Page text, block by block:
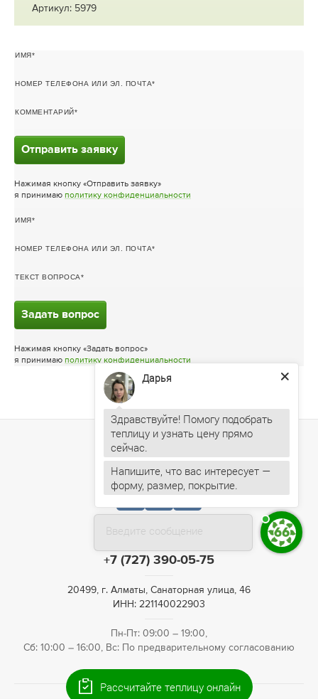
Артикул: 5979
ИМЯ
НОМЕР ТЕЛЕФОНА ИЛИ ЭЛ. ПОЧТА
КОММЕНТАРИЙ
Отправить заявку
Нажимая кнопку «Отправить заявку»
я принимаю политику конфиденциальности
ИМЯ
НОМЕР ТЕЛЕФОНА ИЛИ ЭЛ. ПОЧТА
ТЕКСТ ВОПРОСА
Задать вопрос
Нажимая кнопку «Задать вопрос»
я принимаю политику конфиденциальности
+7 (727) 390-05-75
20499, г. Алматы, Санаторная улица, 46
ИНН: 221140022903
Пн-Пт: 09:00 – 19:00,
Сб: 10:00 – 16:00, Вс: По предварительному согласованию
Рассчитайте теплицу онлайн
Введите сообщение
Дарья
Здравствуйте! Помогу подобрать
теплицу и узнать цену прямо
Напишите, что вас интересует —
форму, размер, покрытие.